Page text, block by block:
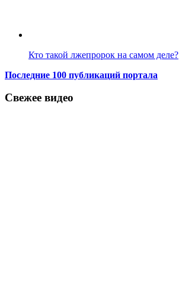
Кто такой лжепророк на самом деле?
Последние 100 публикаций портала
Свежее видео